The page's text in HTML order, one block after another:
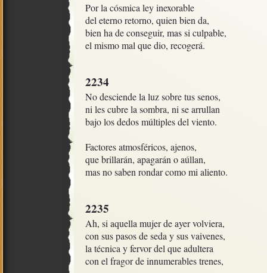
Por la cósmica ley inexorable
del eterno retorno, quien bien da,
bien ha de conseguir, mas si culpable,
el mismo mal que dio, recogerá.
2234
No desciende la luz sobre tus senos,
ni les cubre la sombra, ni se arrullan
bajo los dedos múltiples del viento.
Factores atmosféricos, ajenos,
que brillarán, apagarán o aúllan,
mas no saben rondar como mi aliento.
2235
Ah, si aquella mujer de ayer volviera,
con sus pasos de seda y sus vaivenes,
la técnica y fervor del que adultera
con el fragor de innumerables trenes,